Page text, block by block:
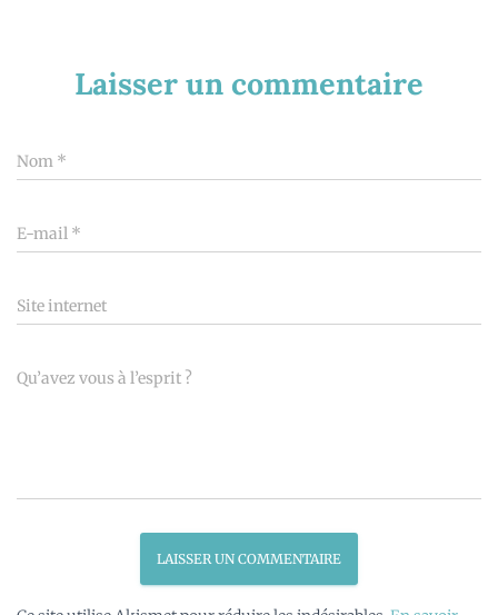
Laisser un commentaire
Nom *
E-mail *
Site internet
Qu’avez vous à l’esprit ?